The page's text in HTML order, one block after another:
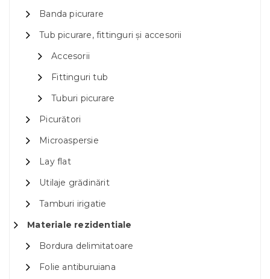
Banda picurare
Tub picurare, fittinguri și accesorii
Accesorii
Fittinguri tub
Tuburi picurare
Picurători
Microaspersie
Lay flat
Utilaje grădinărit
Tamburi irigatie
Materiale rezidentiale
Bordura delimitatoare
Folie antiburuiana